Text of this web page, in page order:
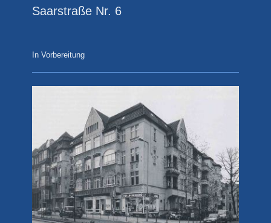
Saarstraße Nr. 6
In Vorbereitung